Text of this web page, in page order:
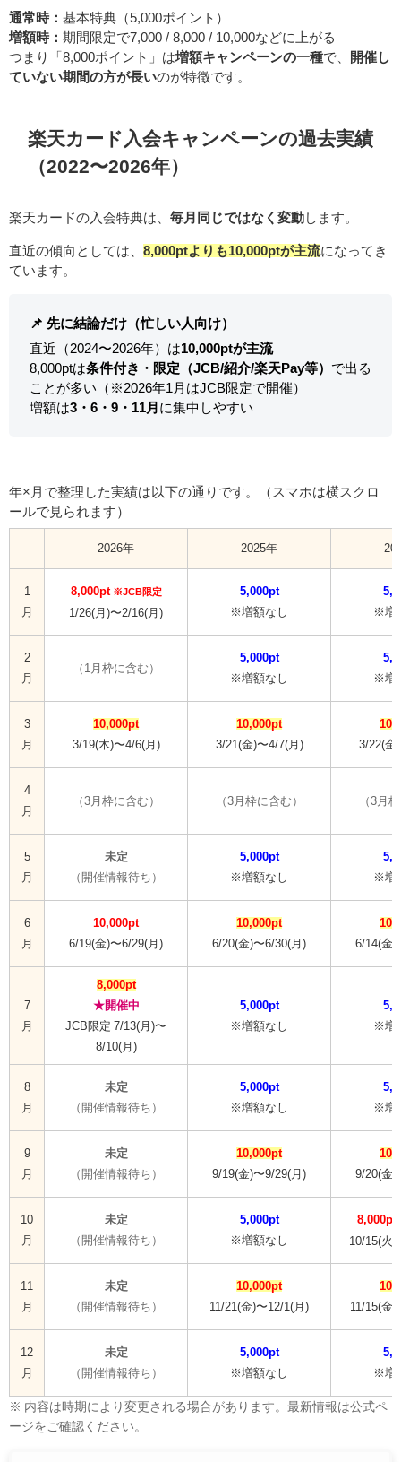
通常時： 基本特典（5,000ポイント）
増額時： 期間限定で7,000 / 8,000 / 10,000などに上がる
つまり「8,000ポイント」は増額キャンペーンの一種で、
開催し
ていない期間の方が長いのが特徴です。
楽天カード入会キャンペーンの過去実績
（2022〜2026年）
楽天カードの入会特典は、 毎月同じではなく変動 します。
直近の傾向としては、 8,000ptよりも10,000ptが主流になってき
ています。
📌 先に結論だけ（忙しい人向け）
直近（2024〜2026年）は10,000ptが主流
8,000ptは条件付き・限定（JCB/紹介/楽天Pay等） で出る
ことが多い（※2026年1月はJCB限定で開催）
増額は3・6・9・11月 に集中しやすい
年×月で整理した実績は以下の通りです。（スマホは横スクロ
ールで見られます）
2026年 2025年
1
月
8,000pt ※JCB限定
1/26(月)〜2/16(月)
5,000pt
※増額なし
※増
2
月
（1月枠に含む）
5,000pt
※増額なし
※増
3
月
10,000pt
3/19(木)〜4/6(月)
10,000pt
3/21(金)〜4/7(月)
3/22(金
4
月
（3月枠に含む） （3月枠に含む） （3月
5
月
未定
（開催情報待ち）
5,000pt
※増額なし
※増
6
月
10,000pt
6/19(金)〜6/29(月)
10,000pt
6/20(金)〜6/30(月)
6/14(金)
7
月
8,000pt
★開催中
JCB限定 7/13(月)〜
8/10(月)
5,000pt
※増額なし
※増
8
月
未定
（開催情報待ち）
5,000pt
※増額なし
※増
9
月
未定
（開催情報待ち）
10,000pt
9/19(金)〜9/29(月)
9/20(金)
10
月
未定
（開催情報待ち）
5,000pt
※増額なし
8,000pt
10/15(火)
11
月
未定
（開催情報待ち）
10,000pt
11/21(金)〜12/1(月)
11/15(金)
12
月
未定
（開催情報待ち）
5,000pt
※増額なし
※増
※ 内容は時期により変更される場合があります。最新情報は公式ペ
ージをご確認ください。